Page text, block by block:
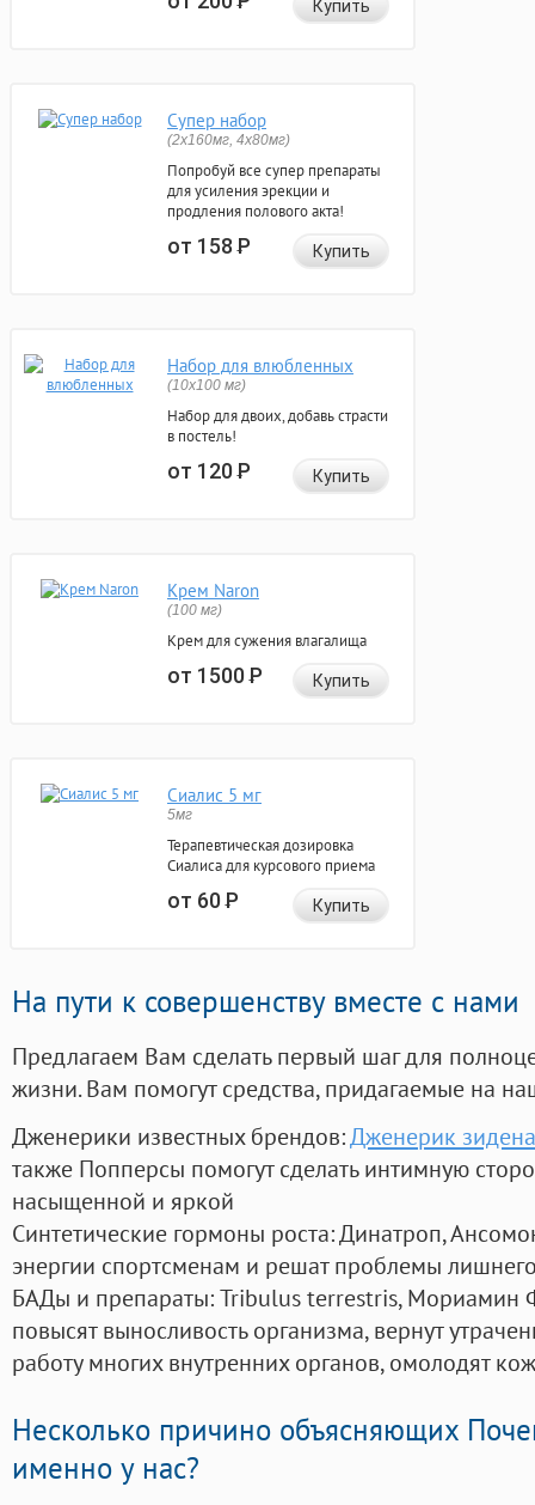
Купить
Супер набор
(2х160мг, 4х80мг)
Попробуй все супер препараты
для усиления эрекции и
продления полового акта!
от 158Р Купить
Набор для влюбленных
(10х100 мг)
Набор для двоих, добавь страсти
в постель!
от 120Р Купить
Крем Naron
(100 мг)
Крем для сужения влагалища
от 1500Р Купить
Сиалис 5 мг
5мг
Терапевтическая дозировка
Сиалиса для курсового приема
от 60Р Купить
На пути к совершенству вместе с нами
Предлагаем Вам сделать первый шаг для
жизни. Вам помогут средства, придагаемые на
Дженерики известных брендов:Дженерик
также Попперсы помогут сделать интимную
насыщенной и яркой
Синтетические гормоны роста: Динатроп,
энергии спортсменам и решат проблемы
БАДы и препараты:Tribulus terrestris, Мориамин
повысят выносливость организма, вернут
работу многих внутренних органов, омолодят
Несколько причино объясняющих
именно у нас?